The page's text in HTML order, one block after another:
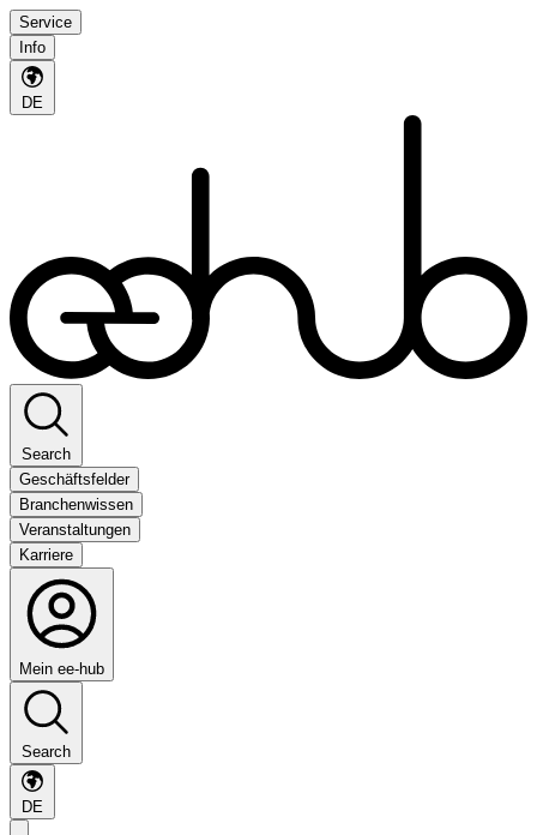
Service
Info
DE
Search
Geschäftsfelder
Branchenwissen
Veranstaltungen
Karriere
Mein ee-hub
Search
DE